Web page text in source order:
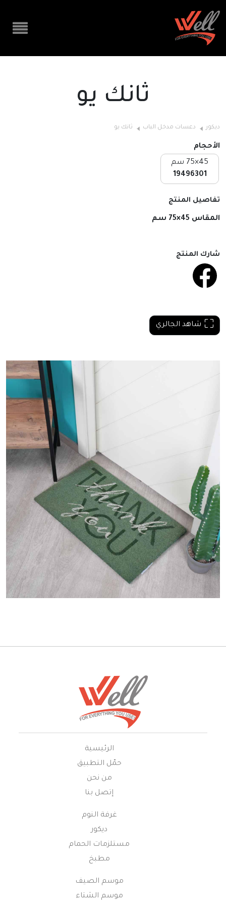
ثانك يو
ديكور دعسات مدخل الباب ثانك يو
الأحجام
45×75 سم
19496301
تفاصيل المنتج
المقاس 45×75 سم
شارك المنتج
شاهد الجالري
الرئيسية
حمّل التطبيق
من نحن
إتصل بنا
غرفة النوم
ديكور
مستلزمات الحمام
مطبخ
موسم الصيف
موسم الشتاء